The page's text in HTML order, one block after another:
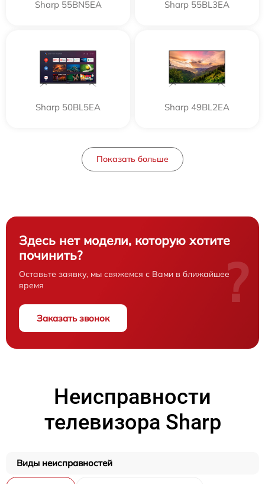
Sharp 55BN5EA Sharp 55BL3EA
Sharp 50BL5EA Sharp 49BL2EA
Показать больше
Здесь нет модели, которую хотите
починить?
Оставьте заявку, мы свяжемся с Вами в ближайшее
время
Заказать звонок
?
Неисправности
телевизора Sharp
Виды неисправностей